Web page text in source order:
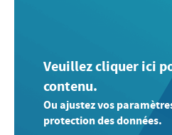
Veuillez cliquer ici
contenu.
Ou ajustez vos
protection des données.